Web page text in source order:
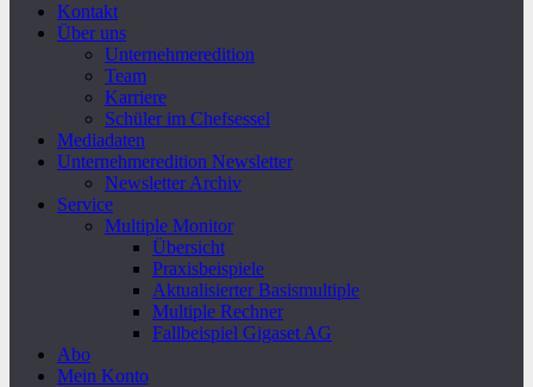
Kontakt
Über uns
Unternehmeredition
Team
Karriere
Schüler im Chefsessel
Mediadaten
Unternehmeredition Newsletter
Newsletter Archiv
Service
Multiple Monitor
Übersicht
Praxisbeispiele
Aktualisierter Basismultiple
Multiple Rechner
Fallbeispiel Gigaset AG
Abo
Mein Konto